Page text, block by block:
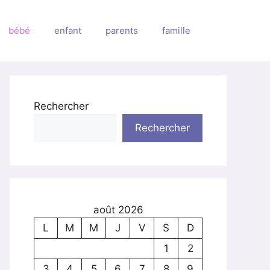
bébé enfant parents famille
Rechercher
Rechercher
août 2026
L
M M J V S
D
1
2